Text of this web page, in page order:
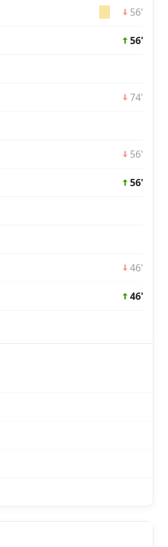
56'
56'
74'
56'
56'
46'
46'